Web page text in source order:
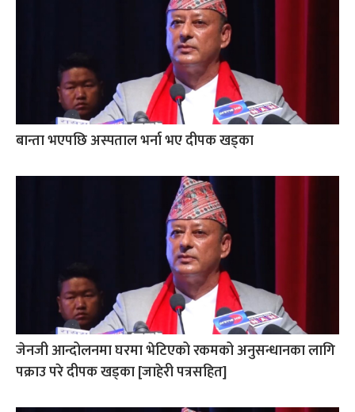
बान्ता भएपछि अस्पताल भर्ना भए दीपक खड्का
जेनजी आन्दोलनमा घरमा भेटिएको रकमको अनुसन्धानका लागि
पक्राउ परे दीपक खड्का [जाहेरी पत्रसहित]